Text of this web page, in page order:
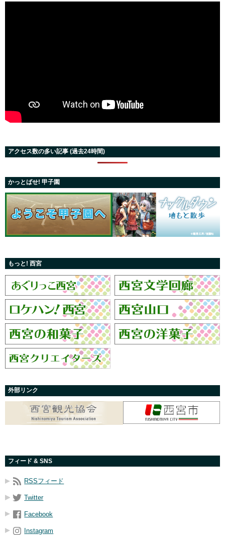
アクセス数の多い記事 (過去24時間)
かっとばせ! 甲子園
もっと! 西宮
外部リンク
フィード & SNS
RSSフィード
Twitter
Facebook
Instagram